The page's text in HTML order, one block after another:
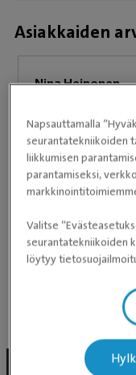
Asiakkaiden
Nina Heinonen
Ihana ja
lääkäri oli
miksi.
Julkaisumme
Napsauttamalla
seurantatekniikoiden
liikkumisen
parantamiseksi,
Valitse
seurantatekniikoiden
löytyy